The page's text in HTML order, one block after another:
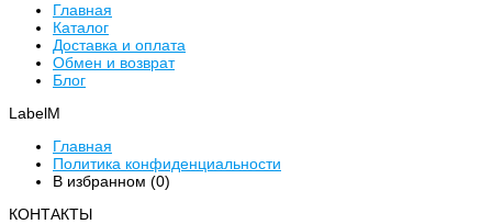
Главная
Каталог
Доставка и оплата
Обмен и возврат
Блог
LabelM
Главная
Политика конфиденциальности
В избранном (0)
КОНТАКТЫ